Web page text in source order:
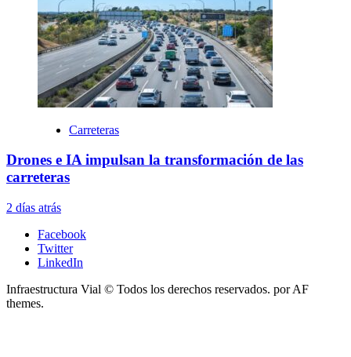
Carreteras
Drones e IA impulsan la transformación de las
carreteras
2 días atrás
Facebook
Twitter
LinkedIn
Infraestructura Vial © Todos los derechos reservados. por AF
themes.